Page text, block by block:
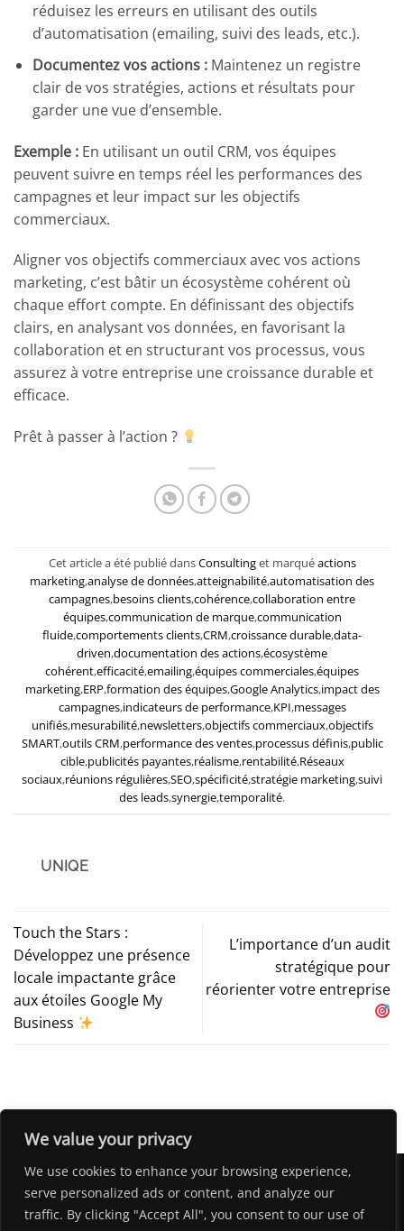
We value your privacy
We use cookies to enhance your browsing experience,
serve personalized ads or content, and analyze our
traffic. By clicking "Accept All", you consent to our use of
réduisez les erreurs en utilisant des outils
d’automatisation (emailing, suivi des leads, etc.).
Documentez vos actions :Maintenez un registre
clair de vos stratégies, actions et résultats pour
garder une vue d’ensemble.
Exemple : En utilisant un outil CRM, vos équipes
peuvent suivre en temps réel les performances des
campagnes et leur impact sur les objectifs
commerciaux.
Aligner vos objectifs commerciaux avec vos actions
marketing, c’est bâtir un écosystème cohérent où
chaque effort compte. En définissant des objectifs
clairs, en analysant vos données, en favorisant la
collaboration et en structurant vos processus, vous
assurez à votre entreprise une croissance durable et
efficace.
Prêt à passer à l’action ?
Cet article a été publié dansConsultinget marquéactions
marketing,analyse de données,atteignabilité,automatisation des
campagnes,besoins clients,cohérence,collaboration entre
équipes,communication de marque,communication
fluide,comportements clients,CRM,croissance durable,data-
driven,documentation des actions,écosystème
cohérent,efficacité,emailing,équipes commerciales,équipes
marketing,ERP,formation des équipes,Google Analytics,impact des
campagnes,indicateurs de performance,KPI,messages
unifiés,mesurabilité,newsletters,objectifs commerciaux,objectifs
SMART,outils CRM,performance des ventes,processus définis,public
cible,publicités payantes,réalisme,rentabilité,Réseaux
sociaux,réunions régulières,SEO,spécificité,stratégie marketing,suivi
des leads,synergie,temporalité.
UNIQE
Touch the Stars :
Développez une présence
locale impactante grâce
aux étoiles Google My
Business
L’importance d’un audit
stratégique pour
réorienter votre entreprise